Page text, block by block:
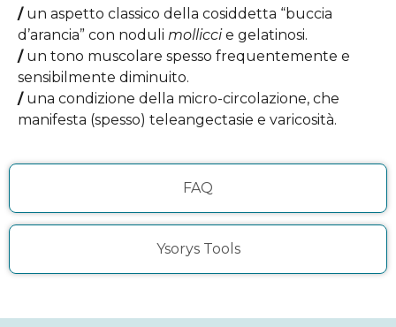
FAQ
Ysorys Tools
/un aspetto classico della cosiddetta “buccia
d’arancia” con noduli molliccie gelatinosi.
/un tono muscolare spesso frequentemente e
sensibilmente diminuito.
/una condizione della micro-circolazione, che
manifesta (spesso) teleangectasie e varicosità.